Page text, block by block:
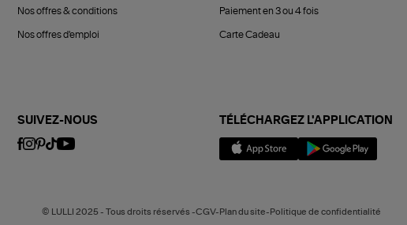
Nos offres & conditions
Nos offres d'emploi
Paiement en 3 ou 4 fois
Carte Cadeau
SUIVEZ-NOUS TÉLÉCHARGEZ L'APPLICATION
© LULLI 2025 - Tous droits réservés -CGV-Plan du site-Politique de confidentialité